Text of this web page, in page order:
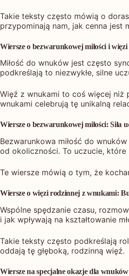
Takie teksty często mówią o
przypominają nam, jak cenna jest
Wiersze o bezwarunkowej miłości i
Miłość do wnuków jest często
podkreślają to niezwykłe, silne
Więź z wnukami to coś więcej niż
wnukami celebrują tę unikalną
Wiersze o bezwarunkowej miłości: Siła
Bezwarunkowa miłość do
od okoliczności. To uczucie,
Te wiersze mówią o tym, że
Wiersze o więzi rodzinnej z wnukami:
Wspólne spędzanie czasu,
i jak wpływają na kształtowanie
Takie teksty często podkreślają
oddają tę głęboką, rodzinną więź.
Wiersze na specjalne okazje dla